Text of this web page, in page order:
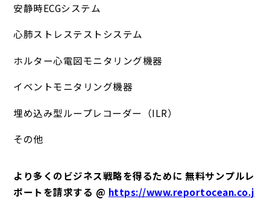
安静時ECGシステム
心肺ストレステストシステム
ホルター心電図モニタリング機器
イベントモニタリング機器
埋め込み型ループレコーダー（ILR）
その他
より多くのビジネス戦略を得るために 無料サンプルレ
ポートを請求する @ https://www.reportocean.co.j